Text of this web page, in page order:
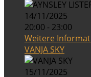
14/11/2025
20:00 - 23:00
Weitere
VANJA SKY
15/11/2025